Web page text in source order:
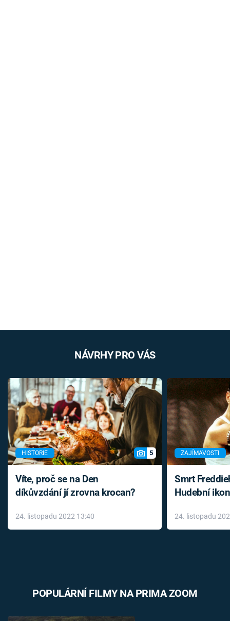
NÁVRHY PRO VÁS
HISTORIE 5
Víte, proč se na Den
díkůvzdání jí zrovna krocan?
24. listopadu 2022 13:40
ZAJÍMAVOSTI
Smrt
Hudební
léky
24. listopadu
POPULÁRNÍ FILMY NA PRIMA ZOOM